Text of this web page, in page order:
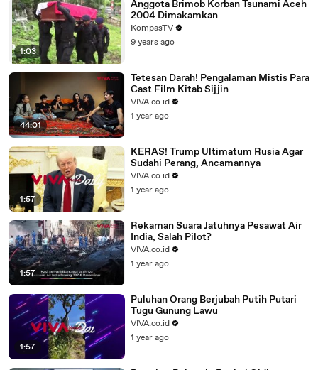
1:03
Anggota Brimob Korban Tsunami Aceh
2004 Dimakamkan
KompasTV
9 years ago
44:01
Tetesan Darah! Pengalaman Mistis Para
Cast Film Kitab Sijjin
VIVA.co.id
1 year ago
1:57
KERAS! Trump Ultimatum Rusia Agar
Sudahi Perang, Ancamannya
VIVA.co.id
1 year ago
1:57
Rekaman Suara Jatuhnya Pesawat Air
India, Salah Pilot?
VIVA.co.id
1 year ago
1:57
Puluhan Orang Berjubah Putih Putari
Tugu Gunung Lawu
VIVA.co.id
1 year ago